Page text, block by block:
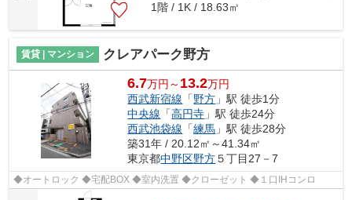
1階 / 1K / 18.63㎡
賃貸 | マンション クレアパーク野方
6.7万円～ 13.2万円
西武新宿線 「野方 」駅 徒歩1分
中央線 「高円寺 」駅 徒歩24分
西武池袋線 「練馬 」駅 徒歩28分
築31年 / 20.12㎡～41.34㎡
東京都中野区野方５丁目27－7
◆オートロック ◆宅配BOX ◆室内洗置 ◆クローゼット ◆１口IHコンロ